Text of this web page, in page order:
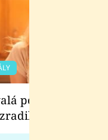
pornoherečka
co ji
Euforie.